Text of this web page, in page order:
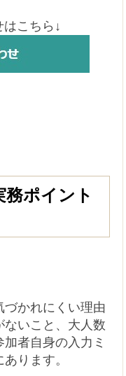
こちら↓
務ポイント
かれにくい理由
ないこと、大人数
者自身の入力ミ
ります。